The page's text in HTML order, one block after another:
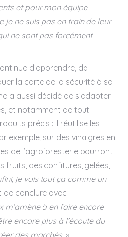
et pour mon équipe
je ne suis pas en train de leur
ne sont pas forcément
d’apprendre, de
la carte de la sécurité à sa
a aussi décidé de s’adapter
et notamment de tout
précis : il réutilise les
exemple, sur des vinaigres en
de l’agroforesterie pourront
fruits, des confitures, gelées,
je vois tout ça comme un
conclure avec
m’amène à en faire encore
encore plus à l’écoute du
des marchés. »